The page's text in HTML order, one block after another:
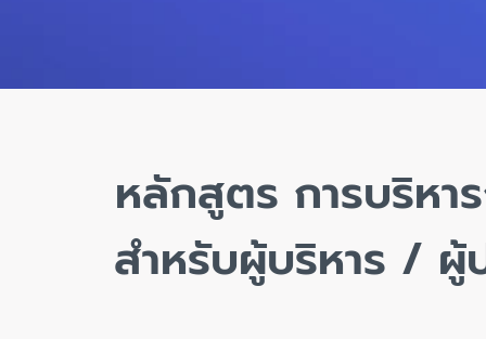
หลักสูตร การบริหา
สำหรับผู้บริหาร /